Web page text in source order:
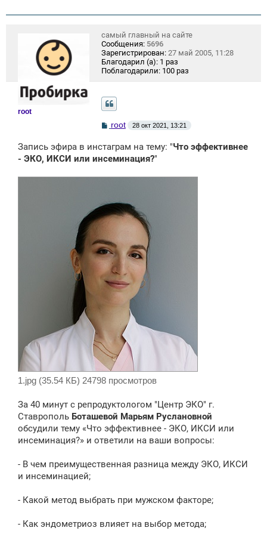
root
самый главный на сайте
Сообщения: 5696
Зарегистрирован: 27 май 2005, 11:28
Благодарил (а): 1 раз
Поблагодарили: 100 раз
С
б
щ
root 28 окт 2021, 13:21
Запись эфира в инстаграм на тему: "Что эффективнее
- ЭКО, ИКСИ или инсеминация?"
1.jpg (35.54 КБ) 24798 просмотров
За 40 минут с репродуктологом "Центр ЭКО" г.
Ставрополь Боташевой Марьям Руслановной
обсудили тему «Что эффективнее - ЭКО, ИКСИ или
инсеминация?» и ответили на ваши вопросы:
- В чем преимущественная разница между ЭКО, ИКСИ
и инсеминацией;
- Какой метод выбрать при мужском факторе;
- Как эндометриоз влияет на выбор метода;